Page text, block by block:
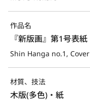
作品名
『新版画』第1号表紙
Shin Hanga no.1, Cover
材質、技法
木版(多色)・紙